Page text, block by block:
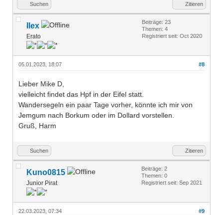
Suchen Zitieren
Ilex
Erato
Beiträge: 23
Themen: 4
Registriert seit: Oct 2020
#8
05.01.2023, 18:07
Lieber Mike D,
vielleicht findet das Hpf in der Eifel statt.
Wandersegeln ein paar Tage vorher, könnte ich mir von
Jemgum nach Borkum oder im Dollard vorstellen.
Gruß, Harm
Suchen Zitieren
Kuno0815
Junior Pirat
Beiträge: 2
Themen: 0
Registriert seit: Sep 2021
#9
22.03.2023, 07:34